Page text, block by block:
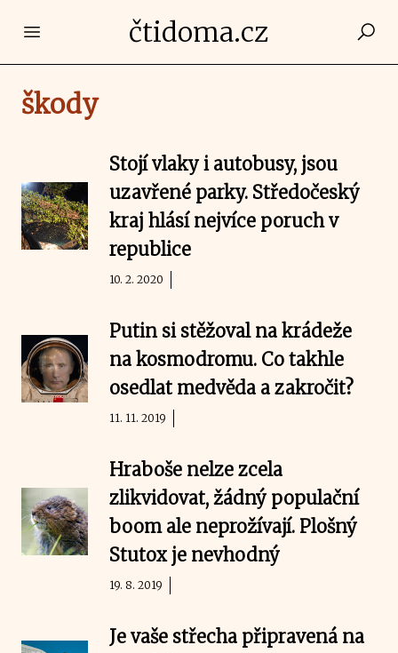
Open main menučtidoma.cz
škody
Stojí vlaky i autobusy, jsou
uzavřené parky. Středočeský
kraj hlásí nejvíce poruch v
republice
10. 2. 2020
Putin si stěžoval na krádeže
na kosmodromu. Co takhle
osedlat medvěda a zakročit?
11. 11. 2019
Hraboše nelze zcela
zlikvidovat, žádný populační
boom ale neprožívají. Plošný
Stutox je nevhodný
19. 8. 2019
Je vaše střecha připravená na